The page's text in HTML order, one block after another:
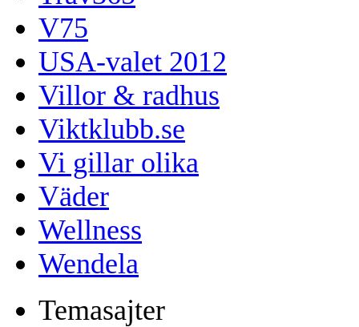
V75
USA-valet 2012
Villor & radhus
Viktklubb.se
Vi gillar olika
Väder
Wellness
Wendela
Temasajter